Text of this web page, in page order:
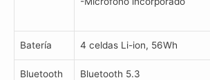
Batería 4 celdas Li-ion, 56Wh
Bluetooth Bluetooth 5.3